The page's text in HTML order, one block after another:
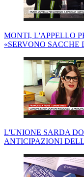
MONTI, L'APPELLO
«SERVONO SACCHE
L'UNIONE SARDA
ANTICIPAZIONI